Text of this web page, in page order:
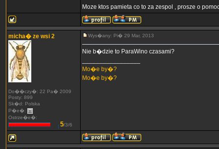
Moze ktos pamieta co to za zespol , prosze o
micha� ze wsi 2
Do��czy�: 22 Pa� 2009
Posty: 899
Sk�d: Polska
P�e�:
Ostrze�e�:
5/3/6
Wys�any: Pi� 29 Mar, 2013
Nie b�dzie to ParaWino czasami?
Mo�e by�?
Mo�e by�?